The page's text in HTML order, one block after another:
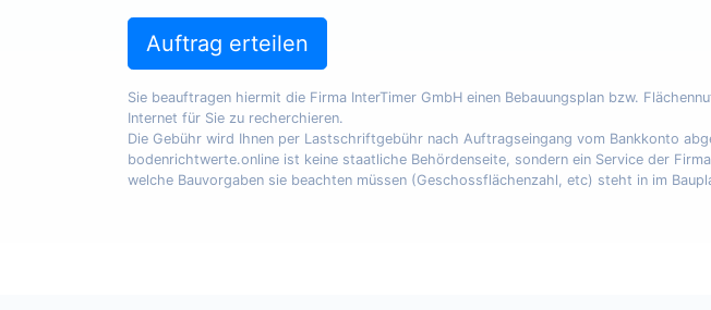
Auftrag erteilen
Sie beauftragen hiermit die Firma InterTimer GmbH einen Bebauungsplan bzw.
Internet für Sie zu recherchieren.
Die Gebühr wird Ihnen per Lastschriftgebühr nach Auftragseingang vom Bankkonto
bodenrichtwerte.online ist keine staatliche Behördenseite, sondern ein Service der
welche Bauvorgaben sie beachten müssen (Geschossflächenzahl, etc) steht in im